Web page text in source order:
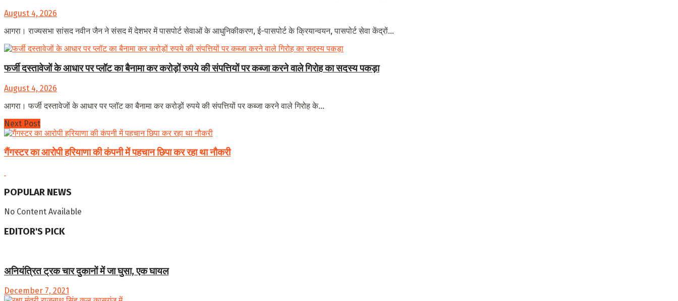
August 4, 2026
आगरा। राज्यसभा सांसद नवीन जैन ने संसद में देशभर में पासपोर्ट सेवाओं के आधुनिकीकरण, ई-पासपोर्ट के क्रियान्वयन, पासपोर्ट सेवा केंद्रों...
फर्जी दस्तावेजों के आधार पर प्लॉट का बैनामा कर करोड़ों रुपये की संपत्तियों पर कब्जा करने वाले गिरोह का सदस्य पकड़ा
August 4, 2026
आगरा। फर्जी दस्तावेजों के आधार पर प्लॉट का बैनामा कर करोड़ों रुपये की संपत्तियों पर कब्जा करने वाले गिरोह के...
Next Post
गैंगस्टर का आरोपी हरियाणा की कंपनी में पहचान छिपा कर रहा था नौकरी
POPULAR NEWS
No Content Available
EDITOR'S PICK
अनियंत्रित ट्रक चार दुकानों में जा घुसा, एक घायल
December 7, 2021